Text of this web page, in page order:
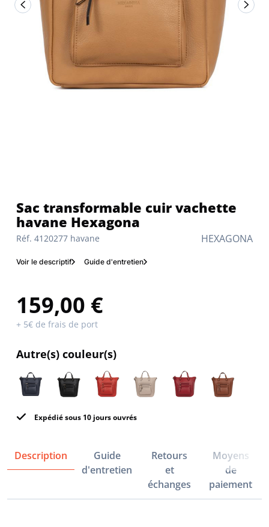
HEXAGONA
Réf. 4120277 havane
Sac transformable cuir vachette
havane Hexagona
Voir le descriptif Guide d'entretien
159,00 €
+ 5€ de frais de port
Autre(s) couleur(s)
Expédié sous 10 jours ouvrés
Description
Guide
d'entretien
Retours
et
échanges
Moyens
de
paiement